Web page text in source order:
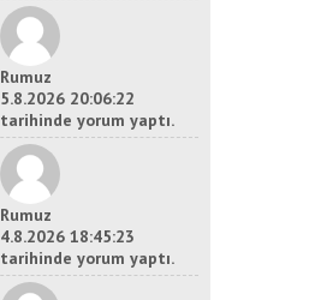
Rumuz
5.8.2026 20:06:22
tarihinde yorum yaptı.
Rumuz
4.8.2026 18:45:23
tarihinde yorum yaptı.